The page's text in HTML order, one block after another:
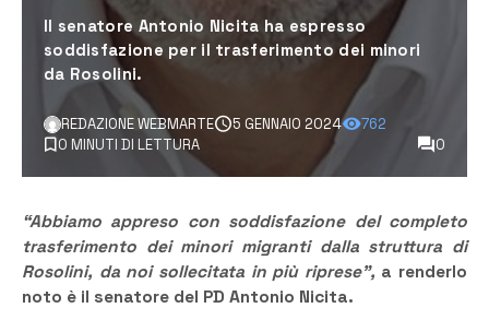
Il senatore Antonio Nicita ha espresso
soddisfazione per il trasferimento dei minori
da Rosolini.
REDAZIONE WEBMARTE 5 GENNAIO 2024
762
0 MINUTI DI LETTURA
0
“Abbiamo appreso con soddisfazione del completo
trasferimento dei minori migranti dalla struttura di
Rosolini, da noi sollecitata in più riprese”, a renderlo
noto è il senatore del PD Antonio Nicita.